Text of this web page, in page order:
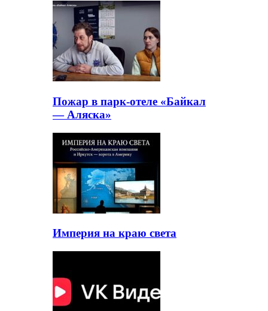
Пожар в парк-отеле «Байкал
— Аляска»
Империя на краю света